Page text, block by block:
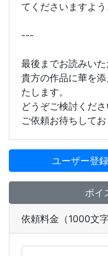
てくださいますよ
---
最後までお読みいた
貴方の作品に華を
たします。
どうぞご検討くださ
ご依頼お待ちしてお
ユーザー登
ボイ
依頼料金（1000文字